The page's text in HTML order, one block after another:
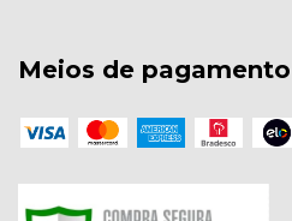
Meios de pagamento